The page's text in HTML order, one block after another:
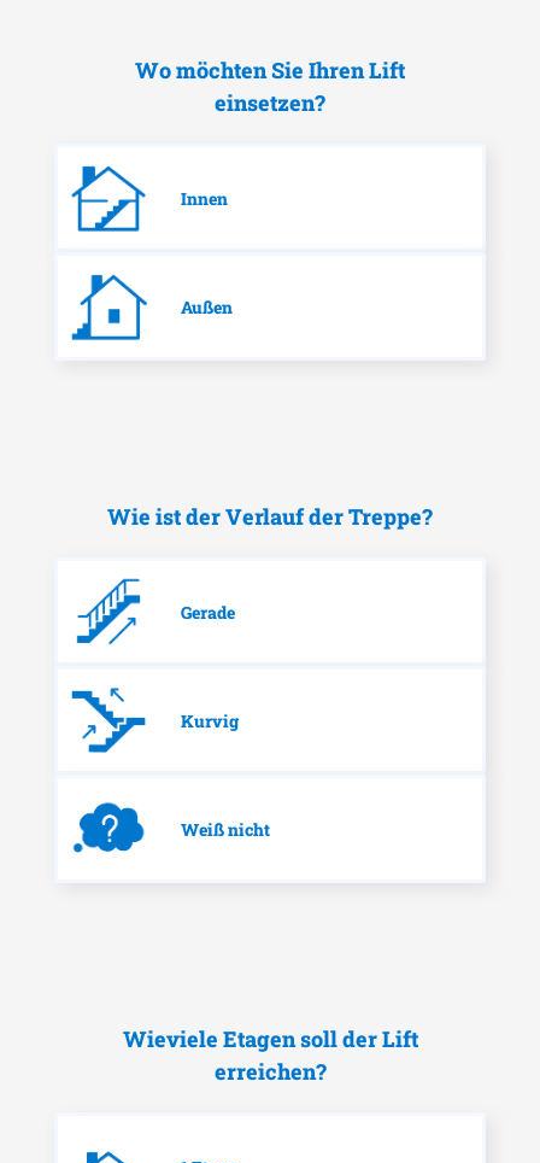
Wo möchten Sie Ihren Lift
einsetzen?
Innen
Außen
Wie ist der Verlauf der Treppe?
Gerade
Kurvig
Weiß nicht
Wieviele Etagen soll der Lift
erreichen?